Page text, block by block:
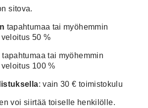
sitova.
tapahtumaa tai myöhemmin
50 %
tapahtumaa tai myöhemmin
100 %
: vain 30 € toimistokulu
voi siirtää toiselle henkilölle.